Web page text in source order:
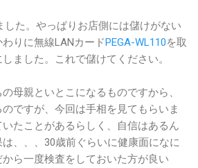
た。やっぱりお店側には儲けがない
りに無線LANカードPEGA-WL110を取
ました。これで儲けてください。
母親といとこになるものですから、
ですが、今回は手相を見てもらいま
たことがあるらしく、自信はあるん
、、、30歳前ぐらいに健康面になに
ら一度検査をしておいた方が良い